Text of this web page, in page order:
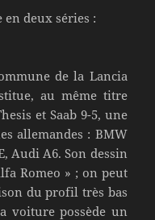
en deux séries :
de la Lancia
au même titre
et Saab 9-5, une
allemandes : BMW
Audi A6. Son dessin
Romeo » ; on peut
du profil très bas
voiture possède un